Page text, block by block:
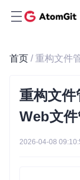
首页
重构文件
Web文
2026-04-08